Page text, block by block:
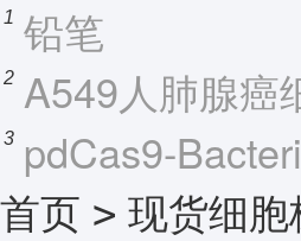
1 铅笔
2 A549人肺腺癌
3 pdCas9-
首页 > 现货细胞